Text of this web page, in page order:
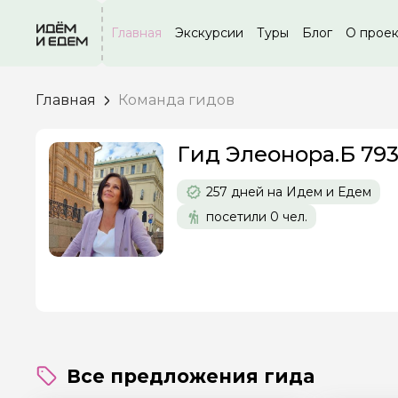
Главная Экскурсии Туры Блог О
Главная Команда гидов
Гид Элеонора.Б 793
257 дней на Идем и Едем
посетили 0 чел.
Все предложения гида
Задайте
Как вас зовут
Если у вас есть